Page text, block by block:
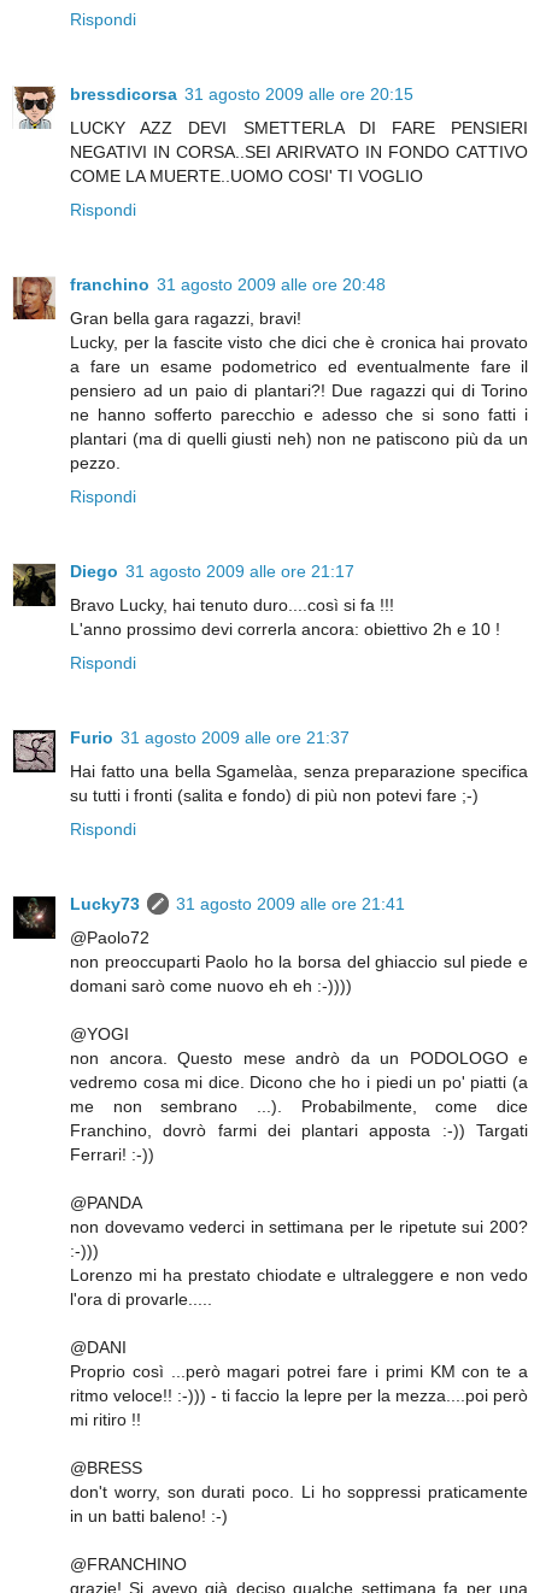
Rispondi
bressdicorsa 31 agosto 2009 alle ore 20:15
LUCKY AZZ DEVI SMETTERLA DI FARE PENSIERI
NEGATIVI IN CORSA..SEI ARIRVATO IN FONDO CATTIVO
COME LA MUERTE..UOMO COSI' TI VOGLIO
Rispondi
franchino 31 agosto 2009 alle ore 20:48
Gran bella gara ragazzi, bravi!
Lucky, per la fascite visto che dici che è cronica hai provato
a fare un esame podometrico ed eventualmente fare il
pensiero ad un paio di plantari?! Due ragazzi qui di Torino
ne hanno sofferto parecchio e adesso che si sono fatti i
plantari (ma di quelli giusti neh) non ne patiscono più da un
pezzo.
Rispondi
Diego 31 agosto 2009 alle ore 21:17
Bravo Lucky, hai tenuto duro....così si fa !!!
L'anno prossimo devi correrla ancora: obiettivo 2h e 10 !
Rispondi
Furio 31 agosto 2009 alle ore 21:37
Hai fatto una bella Sgamelàa, senza preparazione specifica
su tutti i fronti (salita e fondo) di più non potevi fare ;-)
Rispondi
Lucky73
31 agosto 2009 alle ore 21:41
@Paolo72
non preoccuparti Paolo ho la borsa del ghiaccio sul piede e
domani sarò come nuovo eh eh :-))))
@YOGI
non ancora. Questo mese andrò da un PODOLOGO e
vedremo cosa mi dice. Dicono che ho i piedi un po' piatti (a
me non sembrano ...). Probabilmente, come dice
Franchino, dovrò farmi dei plantari apposta :-)) Targati
Ferrari! :-))
@PANDA
non dovevamo vederci in settimana per le ripetute sui 200?
:-)))
Lorenzo mi ha prestato chiodate e ultraleggere e non vedo
l'ora di provarle.....
@DANI
Proprio così ...però magari potrei fare i primi KM con te a
ritmo veloce!! :-))) - ti faccio la lepre per la mezza....poi però
mi ritiro !!
@BRESS
don't worry, son durati poco. Li ho soppressi praticamente
in un batti baleno! :-)
@FRANCHINO
grazie! Si avevo già deciso qualche settimana fa per una